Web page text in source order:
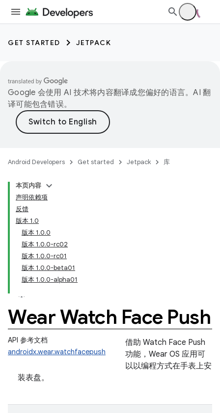
GET STARTED JETPACK
Google 会使用 AI 技术将内容翻译成您偏好的语言。AI 翻
译可能包含错误。
Android Developers Get started Jetpack 库
本页内容
声明依赖项
反馈
版本 1.0
版本 1.0.0
版本 1.0.0-rc02
版本 1.0.0-rc01
版本 1.0.0-beta01
版本 1.0.0-alpha01
Wear Watch Face Push
API 参考文档
androidx.wear.watchfacepush
借助 Watch Face Push
功能，Wear OS 应用可
以以编程方式在手表上安
装表盘。